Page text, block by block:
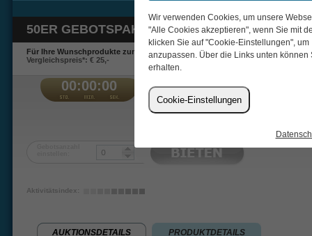
50ER GEBOTSPAKET
Für Ihre Wunschprodukte zum Schnäppchenpreis.
Vergleichspreis*: € 25,-
00:00:00 €
Aktivitätsindex:
AUKTIONSDETAILS PRODUKTDETAILS
Wir verwenden Cookies, um unsere
"Alle Cookies akzeptieren", wenn Sie mit
klicken Sie auf "Cookie-Einstellungen",
anzupassen. Über die Links unten
erhalten.
Cookie-Einstellungen